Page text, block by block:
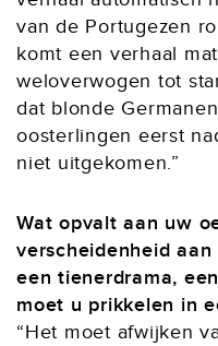
van de Portugezen
komt een verhaal
weloverwogen tot
dat blonde
oosterlingen eerst
niet uitgekomen.”
Wat opvalt aan uw
verscheidenheid
een tienerdrama,
moet u prikkelen in
“Het moet afwijken